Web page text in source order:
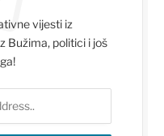
vijesti iz
Bužima, politici i još